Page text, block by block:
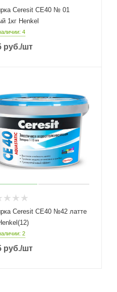
Ceresit СЕ40 № 01
1кг Henkel
4
руб./шт
Ceresit СЕ40 №42 латте
2
руб./шт